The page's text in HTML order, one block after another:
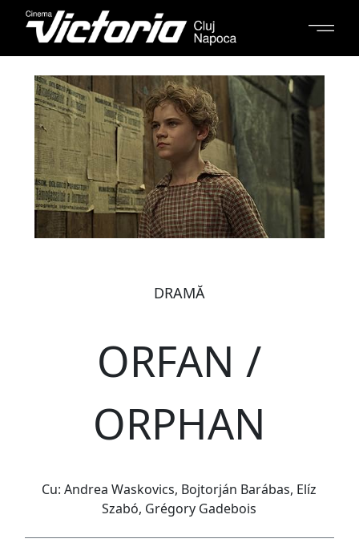
DRAMĂ
ORFAN /
ORPHAN
Cu: Andrea Waskovics, Bojtorján Barábas, Elíz
Szabó, Grégory Gadebois